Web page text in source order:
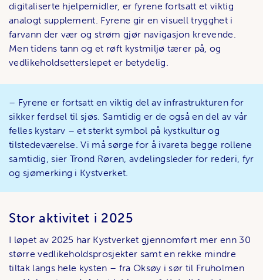
digitaliserte hjelpemidler, er fyrene fortsatt et viktig
analogt supplement. Fyrene gir en visuell trygghet i
farvann der vær og strøm gjør navigasjon krevende.
Men tidens tann og et røft kystmiljø tærer på, og
vedlikeholdsetterslepet er betydelig.
– Fyrene er fortsatt en viktig del av infrastrukturen for
sikker ferdsel til sjøs. Samtidig er de også en del av vår
felles kystarv – et sterkt symbol på kystkultur og
tilstedeværelse. Vi må sørge for å ivareta begge rollene
samtidig, sier Trond Røren, avdelingsleder for rederi, fyr
og sjømerking i Kystverket.
Stor aktivitet i 2025
I løpet av 2025 har Kystverket gjennomført mer enn 30
større vedlikeholdsprosjekter samt en rekke mindre
tiltak langs hele kysten – fra Oksøy i sør til Fruholmen